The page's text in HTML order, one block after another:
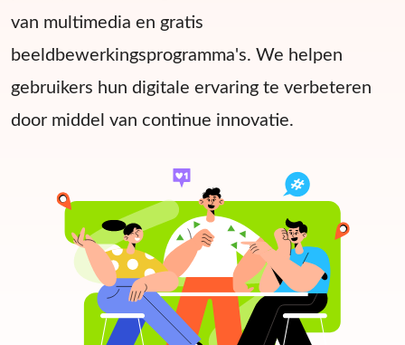
van multimedia en gratis
beeldbewerkingsprogramma's. We helpen
gebruikers hun digitale ervaring te verbeteren
door middel van continue innovatie.